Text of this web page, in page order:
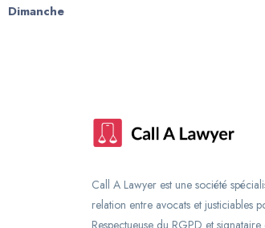
Dimanche
Call A Lawyer est une société
relation entre avocats et justiciables
Respectueuse du RGPD et